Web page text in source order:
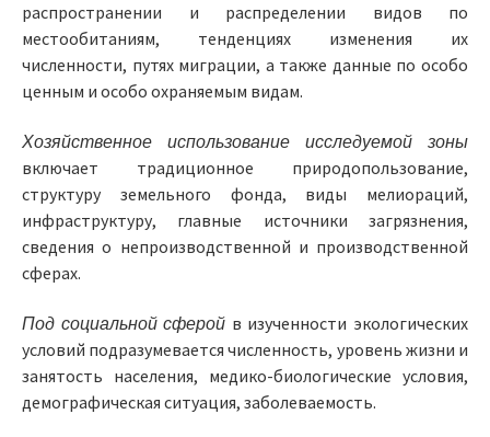
распространении и распределении видов по
местообитаниям, тенденциях изменения их
численности, путях миграции, а также данные по особо
ценным и особо охраняемым видам.
Хозяйственное использование исследуемой зоны
включает традиционное природопользование,
структуру земельного фонда, виды мелиораций,
инфраструктуру, главные источники загрязнения,
сведения о непроизводственной и производственной
сферах.
Под социальной сферой в изученности экологических
условий подразумевается численность, уровень жизни и
занятость населения, медико-биологические условия,
демографическая ситуация, заболеваемость.